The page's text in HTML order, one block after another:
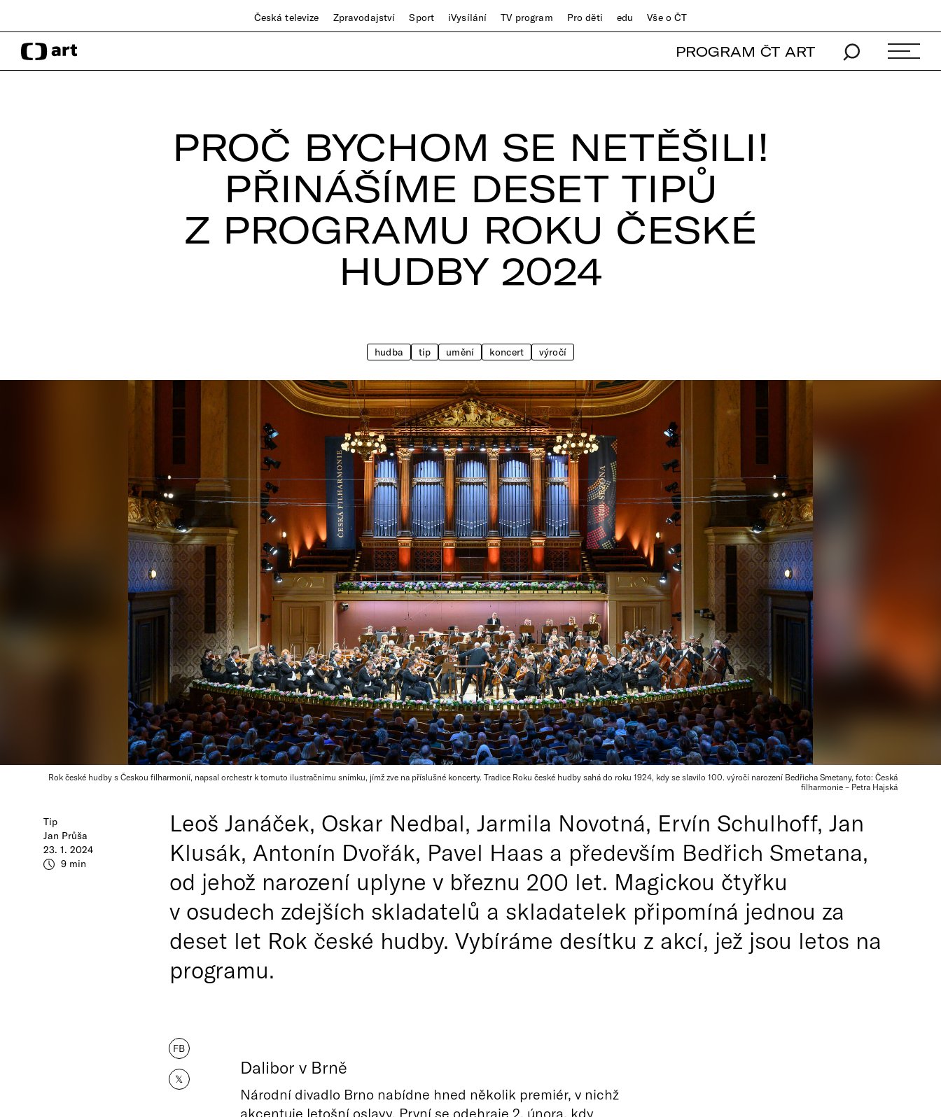
Česká televize Zpravodajství Sport iVysílání TV program Pro děti edu Vše o ČT
PROGRAM ČT ART
PROČ BYCHOM SE NETĚŠILI!
PŘINÁŠÍME DESET TIPŮ
Z PROGRAMU ROKU ČESKÉ
HUDBY 2024
hudba tip umění koncert výročí
Rok české hudby s Českou filharmonií, napsal orchestr k tomuto ilustračnímu snímku, jímž zve na příslušné koncerty. Tradice Roku české hudby sahá do roku 1924, kdy se slavilo 100. výročí narození Bedřicha Smetany, foto: Česká
filharmonie – Petra Hajská
Tip
Jan Průša
23. 1. 2024
9 min
Leoš Janáček, Oskar Nedbal, Jarmila Novotná, Ervín Schulhoff, Jan
Klusák, Antonín Dvořák, Pavel Haas a především Bedřich Smetana,
od jehož narození uplyne v březnu 200 let. Magickou čtyřku
v osudech zdejších skladatelů a skladatelek připomíná jednou za
deset let Rok české hudby. Vybíráme desítku z akcí, jež jsou letos na
programu.
FB
𝕏
Dalibor v Brně
Národní divadlo Brno nabídne hned několik premiér, v nichž
akcentuje letošní oslavy. První se odehraje 2. února, kdy